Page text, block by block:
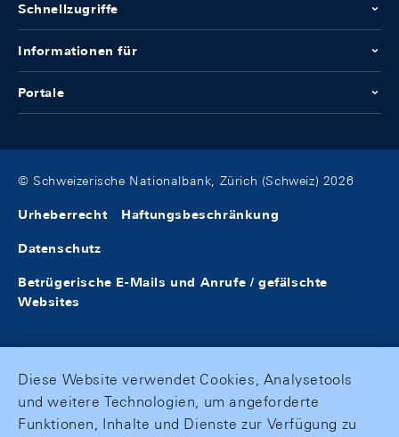
Schnellzugriffe
Informationen für
Portale
© Schweizerische Nationalbank, Zürich (Schweiz) 2026
Urheberrecht Haftungsbeschränkung
Datenschutz
Betrügerische E-Mails und Anrufe / gefälschte
Websites
Diese Website verwendet Cookies, Analysetools
und weitere Technologien, um angeforderte
Funktionen, Inhalte und Dienste zur Verfügung zu